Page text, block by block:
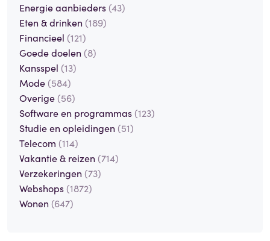
Energie aanbieders (43)
Eten & drinken (189)
Financieel (121)
Goede doelen (8)
Kansspel (13)
Mode (584)
Overige (56)
Software en programmas (123)
Studie en opleidingen (51)
Telecom (114)
Vakantie & reizen (714)
Verzekeringen (73)
Webshops (1872)
Wonen (647)